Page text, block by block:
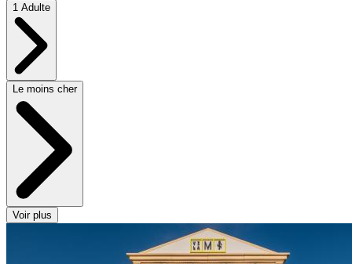
1 Adulte
Le moins cher
Voir plus